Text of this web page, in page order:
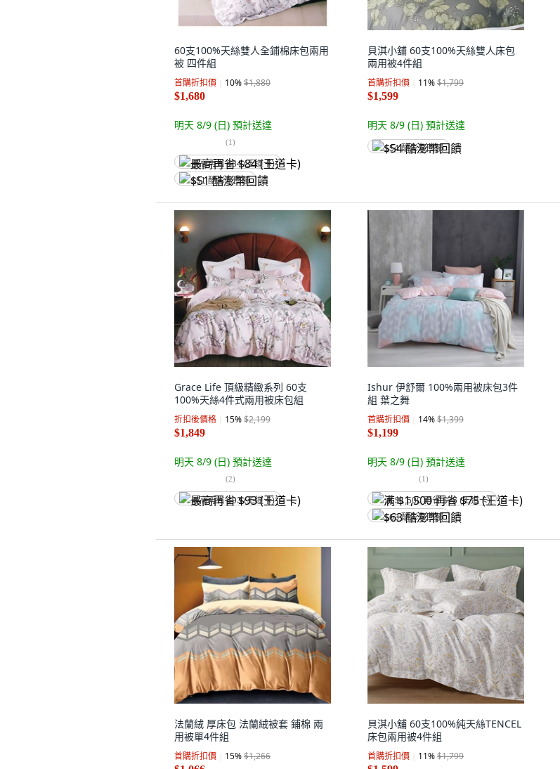
60支100%天絲雙人全鋪棉床包兩用
被 四件組
首購折扣價 10%$1,880
$1,680
明天 8/9 (日) 預計送達
(1)
最高再省 $84 (王道卡)
$51 酷澎幣回饋
貝淇小舖 60支100%天絲雙人床包
兩用被4件組
首購折扣價 11%$1,799
$1,599
明天 8/9 (日) 預計送達
$54 酷澎幣回饋
Grace Life 頂級精緻系列 60支
100%天絲4件式兩用被床包組
折扣後價格 15%$2,199
$1,849
明天 8/9 (日) 預計送達
(2)
最高再省 $93 (王道卡)
Ishur 伊舒爾 100%兩用被床包3件
組 葉之舞
首購折扣價 14%$1,399
$1,199
明天 8/9 (日) 預計送達
(1)
满 $1,500 再省 $75 (王道卡)
$63 酷澎幣回饋
法蘭絨 厚床包 法蘭絨被套 鋪棉 兩
用被單4件組
首購折扣價 15%$1,266
貝淇小舖 60支100%純天絲TENCEL
床包兩用被4件組
首購折扣價 11%$1,799